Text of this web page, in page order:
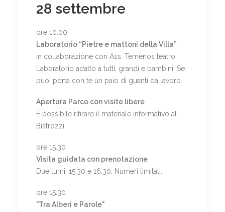
28 settembre
ore 10.00
Laboratorio “Pietre e mattoni della Villa”
in collaborazione con Ass. Temenos teatro
Laboratorio adatto a tutti, grandi e bambini. Se
puoi porta con te un paio di guanti da lavoro.
Apertura Parco con visite libere
È possibile ritirare il materiale informativo al
Bistrozzi
ore 15.30
Visita guidata con prenotazione
Due turni: 15:30 e 16:30. Numeri limitati.
ore 15.30
"Tra Alberi e Parole"